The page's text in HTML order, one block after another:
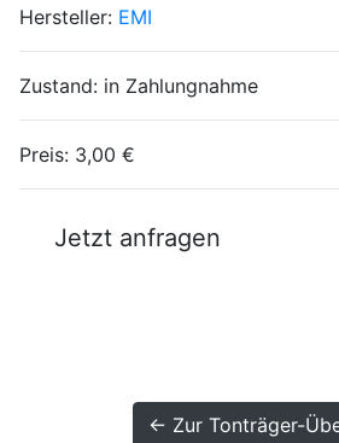
Hersteller: EMI
Zustand: in Zahlungnahme
Preis: 3,00 €
Jetzt anfragen
← Zur Tonträger-